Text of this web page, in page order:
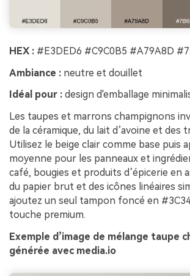
HEX : #E3DED6 #C9C0B5 #A79A8D
Ambiance : neutre et douillet
Idéal pour : design d'emballage
Les taupes et marrons champignons
de la céramique, du lait d’avoine et des
Utilisez le beige clair comme base puis
moyenne pour les panneaux et
café, bougies et produits d’épicerie en
du papier brut et des icônes linéaires
ajoutez un seul tampon foncé en
touche premium.
Exemple d’image de mélange taupe
générée avec media.io